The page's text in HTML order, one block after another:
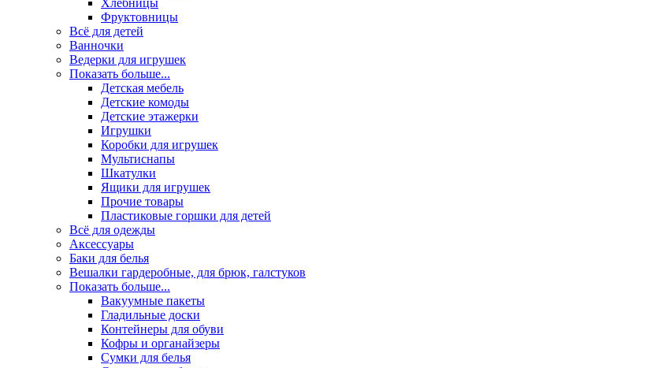
Хлебницы
Фруктовницы
Всё для детей
Ванночки
Ведерки для игрушек
Показать больше...
Детская мебель
Детские комоды
Детские этажерки
Игрушки
Коробки для игрушек
Мультиснапы
Шкатулки
Ящики для игрушек
Прочие товары
Пластиковые горшки для детей
Всё для одежды
Аксессуары
Баки для белья
Вешалки гардеробные, для брюк, галстуков
Показать больше...
Вакуумные пакеты
Гладильные доски
Контейнеры для обуви
Кофры и органайзеры
Сумки для белья